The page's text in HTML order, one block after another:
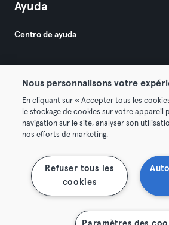
Ayuda
Centro de ayuda
© 2026 Urban Sports Group GmbH.
Términos y condiciones
Rescindir contratos aquí Desistir
Nous personnalisons votre
En cliquant sur « Accepter tous les
le stockage de cookies sur votre appareil
navigation sur le site, analyser son
nos efforts de marketing.
Refuser tous les
cookies